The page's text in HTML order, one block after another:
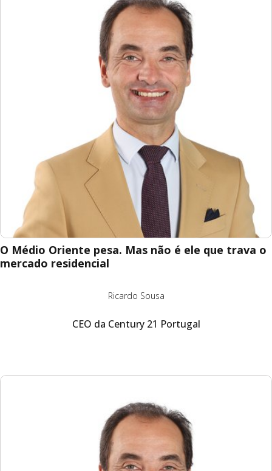
O Médio Oriente pesa. Mas não é ele que trava o
mercado residencial
Ricardo Sousa
CEO da Century 21 Portugal